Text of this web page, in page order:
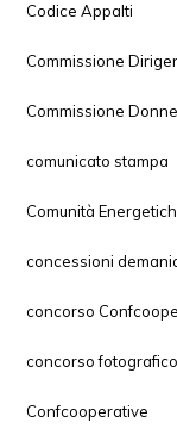
Codice Appalti
Commissione
Commissione
comunicato stampa
Comunità
concessioni
concorso
concorso fotografico
Confcooperative